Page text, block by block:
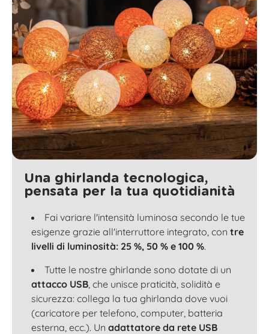
Una ghirlanda tecnologica,
pensata per la tua quotidianità
Fai variare l'intensità luminosa secondo le tue
esigenze grazie all'interruttore integrato, con tre
livelli di luminosità: 25 %, 50 % e 100 %.
Tutte le nostre ghirlande sono dotate di un
attacco USB , che unisce praticità, solidità e
sicurezza: collega la tua ghirlanda dove vuoi
(caricatore per telefono, computer, batteria
esterna, ecc.). Un adattatore da rete USB